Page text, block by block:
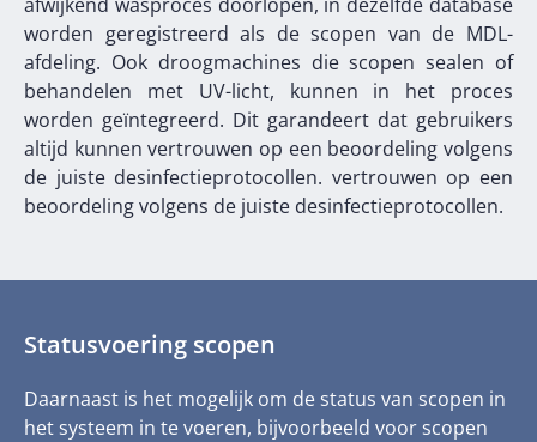
worden geregistreerd als de scopen van de MDL-
afdeling. Ook droogmachines die scopen sealen of
behandelen met UV-licht, kunnen in het proces
worden geïntegreerd. Dit garandeert dat gebruikers
altijd kunnen vertrouwen op een beoordeling volgens
de juiste desinfectieprotocollen. vertrouwen op een
beoordeling volgens de juiste desinfectieprotocollen.
Statusvoering scopen
Daarnaast is het mogelijk om de status van scopen in
het systeem in te voeren, bijvoorbeeld voor scopen